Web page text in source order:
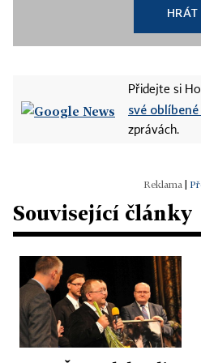
HRÁT
Přidejte si
své
zprávách.
Související články